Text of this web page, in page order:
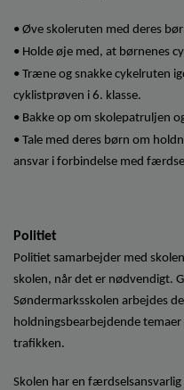
• Øve skoleruten med deres
• Holde øje med, at børnenes
• Træne og snakke cykelruten
cyklistprøven i 6. klasse.
• Bakke op om skolepatruljen
• Tale med deres børn om
ansvar i forbindelse med
Politiet
Politiet samarbejder med
skolen, når det er nødvendigt.
Søndermarksskolen arbejdes
holdningsbearbejdende
trafikken.
Skolen har en